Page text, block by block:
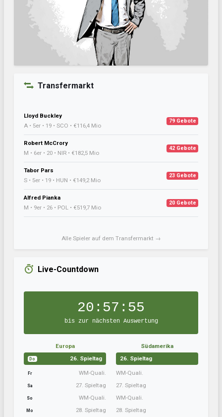
Transfermarkt
Lloyd Buckley
A • 5er • 19 • SCO • €116,4 Mio
79 Gebote
Robert McCrory
M • 6er • 20 • NIR • €182,5 Mio
42 Gebote
Tabor Pars
S • 5er • 19 • HUN • €149,2 Mio
23 Gebote
Alfred Pianka
M • 9er • 26 • POL • €519,7 Mio
20 Gebote
Alle Spieler auf dem Transfermarkt →
Live-Countdown
20:57:54
bis zur nächsten Auswertung
Europa
Do 26. Spieltag
Fr WM-Quali.
Sa 27. Spieltag
So WM-Quali.
Mo 28. Spieltag
Südamerika
26. Spieltag
WM-Quali.
27. Spieltag
WM-Quali.
28. Spieltag